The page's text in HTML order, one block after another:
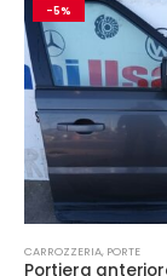
-5%
CARROZZERIA, PORTE
Portiera